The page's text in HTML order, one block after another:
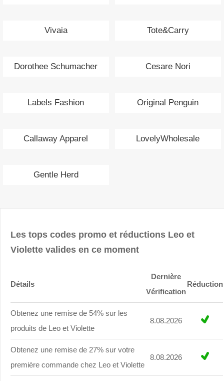
Vivaia Tote&Carry
Dorothee Schumacher Cesare Nori
Labels Fashion Original Penguin
Callaway Apparel LovelyWholesale
Gentle Herd
Les tops codes promo et réductions Leo et
Violette valides en ce moment
Détails
Dernière
Vérification
Réduction
Obtenez une remise de 54% sur les
produits de Leo et Violette
8.08.2026
Obtenez une remise de 27% sur votre
première commande chez Leo et Violette
8.08.2026